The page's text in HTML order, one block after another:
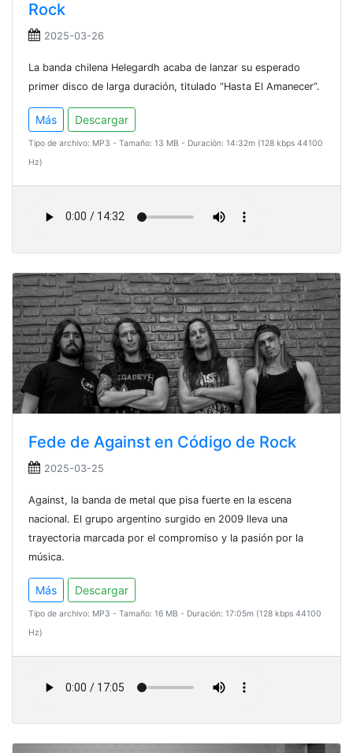
Rock
2025-03-26
La banda chilena Helegardh acaba de lanzar su esperado
primer disco de larga duración, titulado “Hasta El Amanecer”.
Más Descargar
Tipo de archivo: MP3 - Tamaño: 13 MB - Duración: 14:32m (128 kbps 44100
Hz)
Fede de Against en Código de Rock
2025-03-25
Against, la banda de metal que pisa fuerte en la escena
nacional. El grupo argentino surgido en 2009 lleva una
trayectoria marcada por el compromiso y la pasión por la
música.
Más Descargar
Tipo de archivo: MP3 - Tamaño: 16 MB - Duración: 17:05m (128 kbps 44100
Hz)